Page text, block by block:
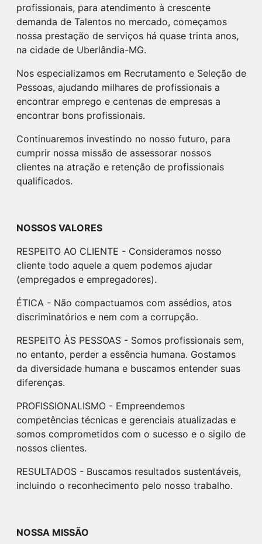
profissionais, para atendimento à crescente
demanda de Talentos no mercado, começamos
nossa prestação de serviços há quase trinta anos,
na cidade de Uberlândia-MG.
Nos especializamos em Recrutamento e Seleção de
Pessoas, ajudando milhares de profissionais a
encontrar emprego e centenas de empresas a
encontrar bons profissionais.
Continuaremos investindo no nosso futuro, para
cumprir nossa missão de assessorar nossos
clientes na atração e retenção de profissionais
qualificados.
NOSSOS VALORES
RESPEITO AO CLIENTE - Consideramos nosso
cliente todo aquele a quem podemos ajudar
(empregados e empregadores).
ÉTICA - Não compactuamos com assédios, atos
discriminatórios e nem com a corrupção.
RESPEITO ÀS PESSOAS - Somos profissionais sem,
no entanto, perder a essência humana. Gostamos
da diversidade humana e buscamos entender suas
diferenças.
PROFISSIONALISMO - Empreendemos
competências técnicas e gerenciais atualizadas e
somos comprometidos com o sucesso e o sigilo de
nossos clientes.
RESULTADOS - Buscamos resultados sustentáveis,
incluindo o reconhecimento pelo nosso trabalho.
NOSSA MISSÃO